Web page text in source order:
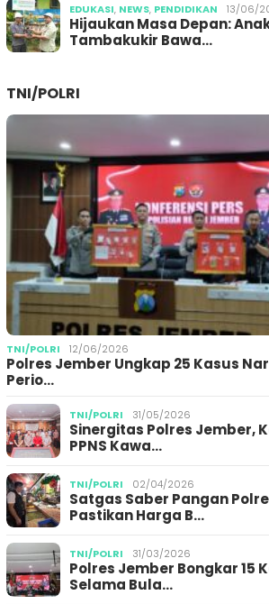
EDUKASI, NEWS, PENDIDIKAN 13/06/
Hijaukan Masa Depan:
Tambakukir Bawa…
TNI/POLRI
TNI/POLRI 12/06/2026
Polres Jember Ungkap 25 Kasus
Perio…
TNI/POLRI 31/05/2026
Sinergitas Polres Jember,
PPNS Kawa…
TNI/POLRI 02/04/2026
Satgas Saber Pangan
Pastikan Harga B…
TNI/POLRI 31/03/2026
Polres Jember Bongkar 15
Selama Bula…